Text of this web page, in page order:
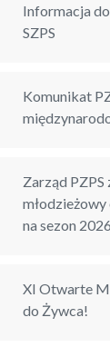
Informacja
SZPS
Komunikat
Zarząd
na sezon
XI Otwarte
do Żywca!